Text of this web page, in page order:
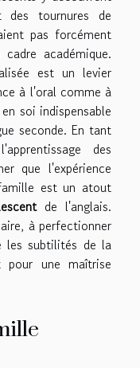
tournures de
pas forcément
académique.
est un levier
à l'oral comme à
soi indispensable
seconde. En tant
des
que l'expérience
est un atout
de l'anglais.
à perfectionner
les subtilités de la
pour une maîtrise